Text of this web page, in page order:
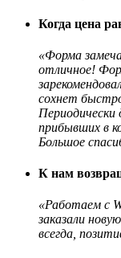
Когда цена
«Форма
отличное!
сохнет
Периодически
прибывших в
Большое
К нам
«Работаем с
заказали
всегда,